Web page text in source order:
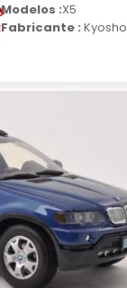
Modelos :X5
Fabricante : Kyosho